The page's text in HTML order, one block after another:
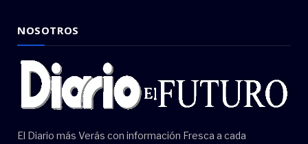
NOSOTROS
El Diario más Verás con información Fresca a cada